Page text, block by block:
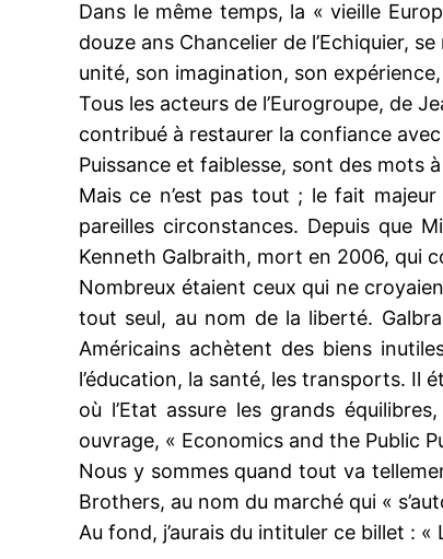
Dans le même temps, la « vieille
douze ans Chancelier de l’Echiquier,
unité, son imagination, son
Tous les acteurs de l’Eurogroupe, de
contribué à restaurer la confiance
Puissance et faiblesse, sont des mots
Mais ce n’est pas tout ; le fait
pareilles circonstances. Depuis que
Kenneth Galbraith, mort en 2006, qui
Nombreux étaient ceux qui ne
tout seul, au nom de la liberté.
Américains achètent des biens
l’éducation, la santé, les transports. Il
où l’Etat assure les grands
ouvrage, « Economics and the Public
Nous y sommes quand tout va
Brothers, au nom du marché qui «
Au fond, j’aurais du intituler ce billet :